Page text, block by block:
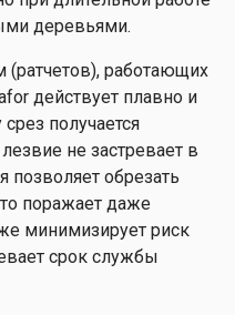
деревьями.
(ратчетов), работающих
действует плавно и
получается
не застревает в
позволяет обрезать
поражает даже
минимизирует риск
срок службы